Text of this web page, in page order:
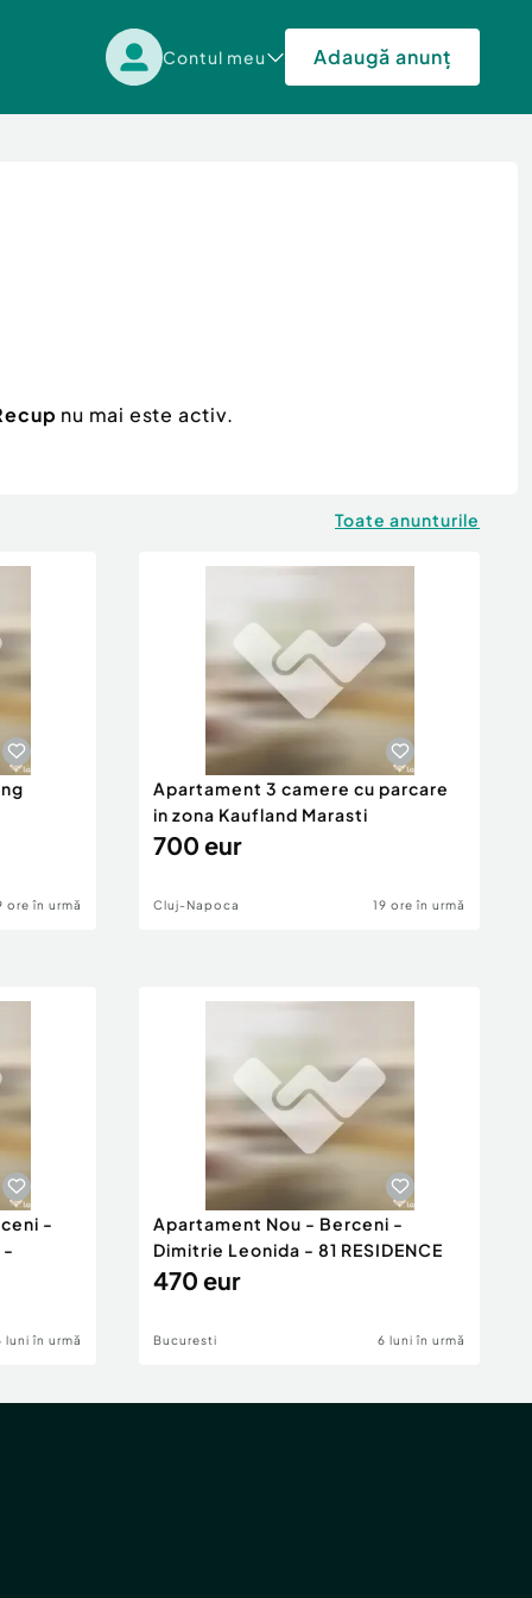
Contul meu Adaugă anunț
nu mai este activ.
Toate anunturile
ore în urmă
Apartament 3 camere cu parcare
in zona Kaufland Marasti
700 eur
Cluj-Napoca 19 ore în urmă
-
-
luni în urmă
Apartament Nou - Berceni -
Dimitrie Leonida - 81 RESIDENCE
470 eur
Bucuresti 6 luni în urmă